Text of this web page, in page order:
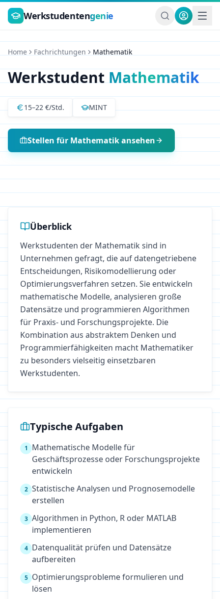
Zum Hauptinhalt springen
Werkstudentengenie
Home Fachrichtungen Mathematik
WerkstudentMathematik
15–22 €/Std. MINT
Stellen für Mathematikansehen
Überblick
Werkstudenten der Mathematik sind in
Unternehmen gefragt, die auf datengetriebene
Entscheidungen, Risikomodellierung oder
Optimierungsverfahren setzen. Sie entwickeln
mathematische Modelle, analysieren große
Datensätze und programmieren Algorithmen
für Praxis- und Forschungsprojekte. Die
Kombination aus abstraktem Denken und
Programmierfähigkeiten macht Mathematiker
zu besonders vielseitig einsetzbaren
Werkstudenten.
Typische Aufgaben
1
Mathematische Modelle für
Geschäftsprozesse oder Forschungsprojekte
entwickeln
2 Statistische Analysen und Prognosemodelle
erstellen
3 Algorithmen in Python, R oder MATLAB
implementieren
4 Datenqualität prüfen und Datensätze
aufbereiten
5 Optimierungsprobleme formulieren und
lösen